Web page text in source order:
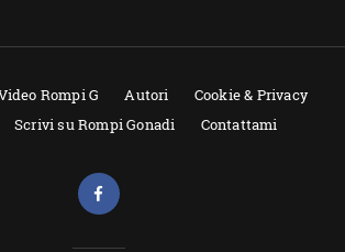
Rompi G Autori
Cookie & Privacy
Scrivi su Rompi Gonadi Contattami